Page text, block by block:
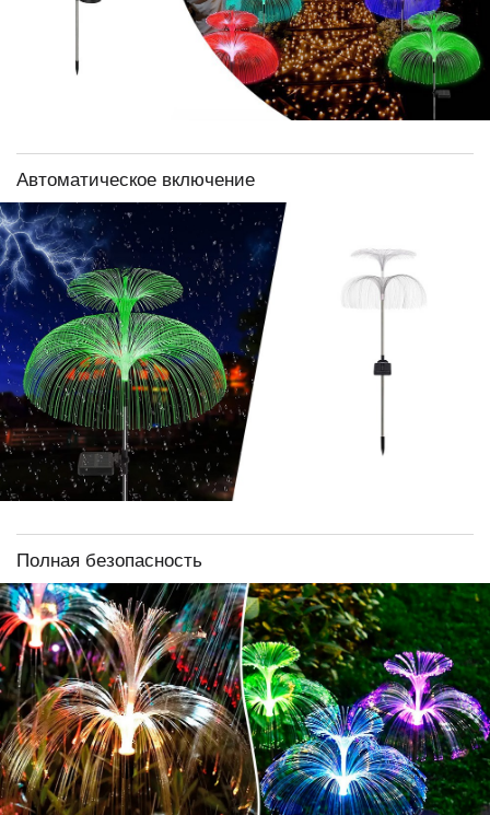
Автоматическое включение
Полная безопасность